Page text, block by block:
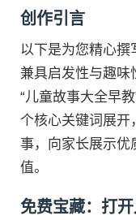
创作引言
以下是为您精心撰
兼具启发性与趣味
“儿童故事大全早
个核心关键词展开
事，向家长展示优
值。
免费宝藏：打